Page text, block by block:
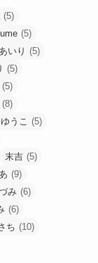
(5)
ume (5)
あいり (5)
(5)
(5)
(8)
ゆうこ (5)
末吉 (5)
(9)
み (6)
(6)
ち (10)